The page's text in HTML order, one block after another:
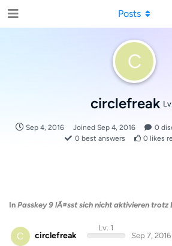
C
circlefreak
Sep 4, 2016 Joined Sep 4, 2016 0
0 best answers 0 likes
Posts
In Passkey 9 lÃ¤sst sich nicht aktivieren trotz
C circlefreak
Lv. 1
Sep 7, 2016